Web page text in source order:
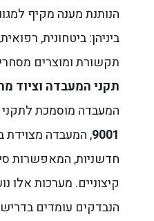
הנותנת מענה מקיף
ביניהן: ביטחונית,
תקשורת ומוצרים
תקני המעבדה וציוד
המעבדה מוסמכת
9001, המעבדה מצוידת
חדשניות, המאפשרות
קיצוניים. מערכות אלו
הנבדקים עומדים